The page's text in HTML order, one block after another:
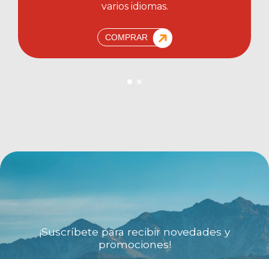
varios idiomas.
COMPRAR
¡Suscríbete para recibir novedades y
promociones!